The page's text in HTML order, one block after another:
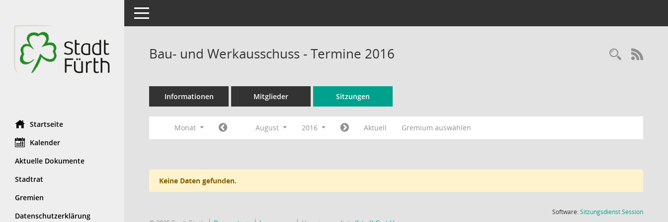
Startseite
Kalender
Aktuelle Dokumente
Stadtrat
Gremien
Datenschutzerklärung
Toggle navigation
Bau- und Werkausschuss - Termine 2016
Informationen Mitglieder Sitzungen
Monat August 2016 Aktuell Gremium auswählen
Keine Daten gefunden.
Software:SitzungsdienstSession(Wird in